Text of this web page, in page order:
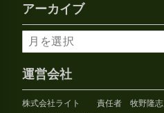
アーカイブ
ア
ー
カ
イ
ブ
運営会社
株式会社ライト 責任者 牧野隆志